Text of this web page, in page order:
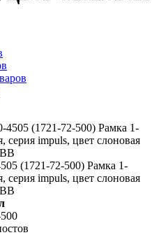
(1721-72-500) Рамка 1-
серия impuls, цвет слоновая